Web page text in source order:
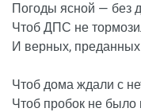
Погоды ясной — без
Чтоб ДПС не
И верных, преданных
Чтоб дома ждали с
Чтоб пробок не было